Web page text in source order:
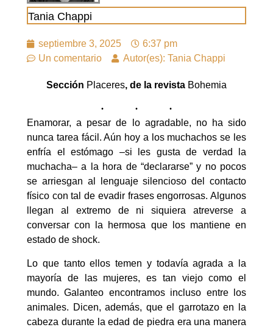
Tania Chappi
septiembre 3, 2025
6:37 pm
Un comentario
Autor(es): Tania Chappi
Sección Placeres, de la revista Bohemia
Enamorar, a pesar de lo agradable, no ha sido
nunca tarea fácil. Aún hoy a los muchachos se les
enfría el estómago –si les gusta de verdad la
muchacha– a la hora de “declararse” y no pocos
se arriesgan al lenguaje silencioso del contacto
físico con tal de evadir frases engorrosas. Algunos
llegan al extremo de ni siquiera atreverse a
conversar con la hermosa que los mantiene en
estado de shock.
Lo que tanto ellos temen y todavía agrada a la
mayoría de las mujeres, es tan viejo como el
mundo. Galanteo encontramos incluso entre los
animales. Dicen, además, que el garrotazo en la
cabeza durante la edad de piedra era una manera